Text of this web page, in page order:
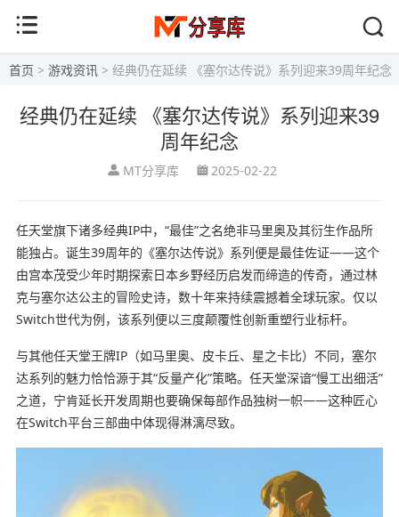
首页 > 游戏资讯 > 经典仍在延续 《塞尔达传说》系列迎来39周年纪念
经典仍在延续 《塞尔达传说》系列迎来39
周年纪念
MT分享库 2025-02-22
任天堂旗下诸多经典IP中，“最佳”之名绝非马里奥及其衍生作品所
能独占。诞生39周年的《塞尔达传说》系列便是最佳佐证——这个
由宫本茂受少年时期探索日本乡野经历启发而缔造的传奇，通过林
克与塞尔达公主的冒险史诗，数十年来持续震撼着全球玩家。仅以
Switch世代为例，该系列便以三度颠覆性创新重塑行业标杆。
与其他任天堂王牌IP（如马里奥、皮卡丘、星之卡比）不同，塞尔
达系列的魅力恰恰源于其“反量产化”策略。任天堂深谙“慢工出细活”
之道，宁肯延长开发周期也要确保每部作品独树一帜——这种匠心
在Switch平台三部曲中体现得淋漓尽致。